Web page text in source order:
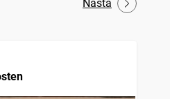
Nästa